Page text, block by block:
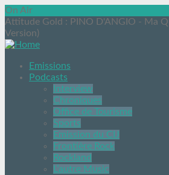
On Air
Attitude Gold : PINO D'ANGIO - Ma
Version)
Emissions
Podcasts
Interview
Chroniques
Office de Tourisme
Sports
Emission du CIJ
Frontière Rock
Rockland
L’autre Music